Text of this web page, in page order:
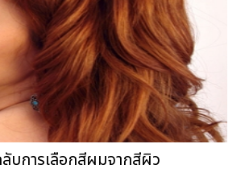
บการเลือกสีผมจากสีผิว